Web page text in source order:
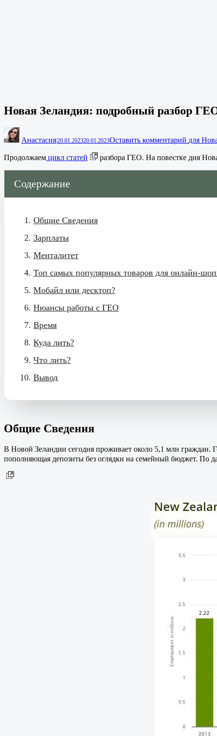
Новая Зеландия: подробный разбор
Анастасия20.01.202320.01.2023Оставить комментарий для
Продолжаем цикл статей разбора ГЕО. На повестке дня
Содержание
Общие Сведения
Зарплаты
Менталитет
Топ самых популярных товаров для онлайн-
Мобайл или десктоп?
Нюансы работы с ГЕО
Время
Куда лить?
Что лить?
Вывод
Общие Сведения
В Новой Зеландии сегодня проживает около 5,1 млн граждан.
пополняющая депозиты без оглядки на семейный бюджет. По